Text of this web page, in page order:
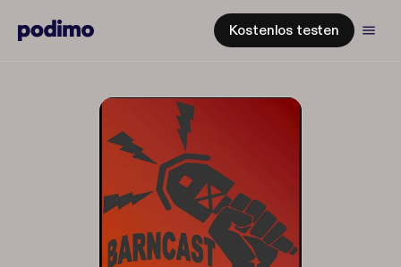
Kostenlos testen